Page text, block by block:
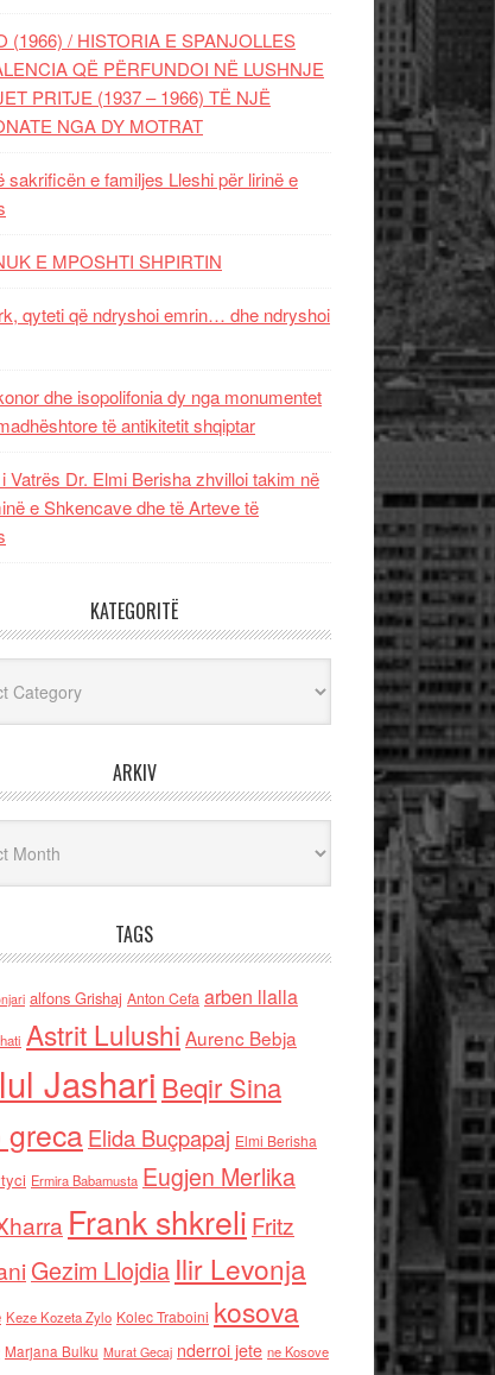
(1966) / HISTORIA E SPANJOLLES
QË PËRFUNDOI NË LUSHNJE
PRITJE (1937 – 1966) TË NJË
NGA DY MOTRAT
sakrificën e familjes Lleshi për lirinë e
E MPOSHTI SHPIRTIN
qyteti që ndryshoi emrin… dhe ndryshoi
dhe isopolifonia dy nga monumentet
të antikitetit shqiptar
Vatrës Dr. Elmi Berisha zhvilloi takim në
e Shkencave dhe të Arteve të
KATEGORITË
ARKIV
TAGS
alfons Grishaj Anton Cefa arben llalla
Astrit Lulushi Aurenc Bebja
Jashari Beqir Sina
Elida Buçpapaj Elmi Berisha
Ermira Babamusta Eugjen Merlika
Frank shkreli Fritz
Gezim Llojdia Ilir Levonja
Keze Kozeta Zylo Kolec Traboini kosova
Marjana Bulku Murat Gecaj nderroi jete ne Kosove